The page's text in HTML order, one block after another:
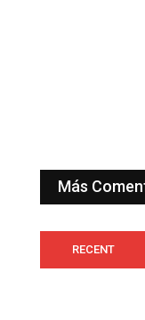
Más
RECENT